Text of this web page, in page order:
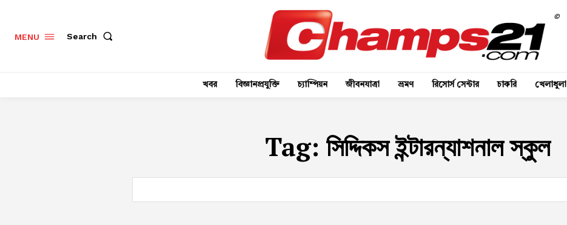
MENU Search
©
খবর বিজ্ঞানপ্রযুক্তি চ্যাম্পিয়ন জীবনযাত্রা ভ্রমণ রিসোর্স সেন্টার চাকরি খেলাধুলা
Tag: সিদ্দিকস ইন্টারন্যাশনাল স্কুল